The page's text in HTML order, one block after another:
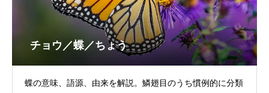
チョウ／蝶／ちょう
蝶の意味、語源、由来を解説。鱗翅目のうち慣例的に分類